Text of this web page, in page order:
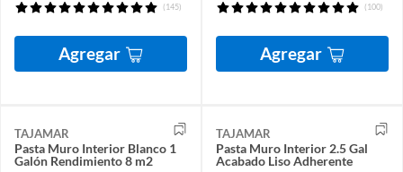
(145)
Agregar
(100)
Agregar
TAJAMAR
Pasta Muro Interior Blanco 1
Galón Rendimiento 8 m2
TAJAMAR
Pasta Muro Interior 2.5 Gal
Acabado Liso Adherente